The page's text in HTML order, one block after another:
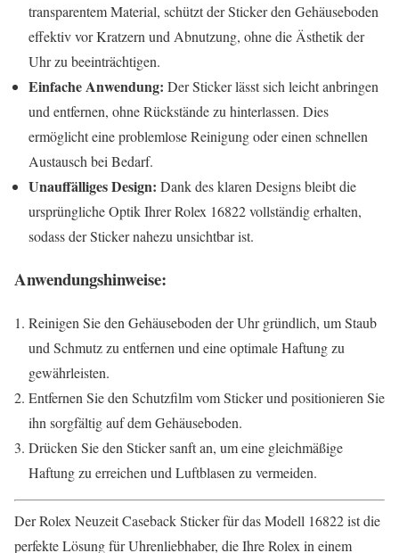
transparentem Material, schützt der Sticker den Gehäuseboden
effektiv vor Kratzern und Abnutzung, ohne die Ästhetik der
Uhr zu beeinträchtigen.
Einfache Anwendung: Der Sticker lässt sich leicht anbringen
und entfernen, ohne Rückstände zu hinterlassen. Dies
ermöglicht eine problemlose Reinigung oder einen schnellen
Austausch bei Bedarf.
Unauffälliges Design: Dank des klaren Designs bleibt die
ursprüngliche Optik Ihrer Rolex 16822 vollständig erhalten,
sodass der Sticker nahezu unsichtbar ist.
Anwendungshinweise:
Reinigen Sie den Gehäuseboden der Uhr gründlich, um Staub
und Schmutz zu entfernen und eine optimale Haftung zu
gewährleisten.
Entfernen Sie den Schutzfilm vom Sticker und positionieren Sie
ihn sorgfältig auf dem Gehäuseboden.
Drücken Sie den Sticker sanft an, um eine gleichmäßige
Haftung zu erreichen und Luftblasen zu vermeiden.
Der Rolex Neuzeit Caseback Sticker für das Modell 16822 ist die
perfekte Lösung für Uhrenliebhaber, die Ihre Rolex in einem